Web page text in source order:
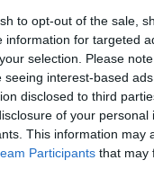
to opt-out of the sale,
information for targeted
selection. Please
seeing interest-based
disclosed to third
of your personal
This information may
Participants that may